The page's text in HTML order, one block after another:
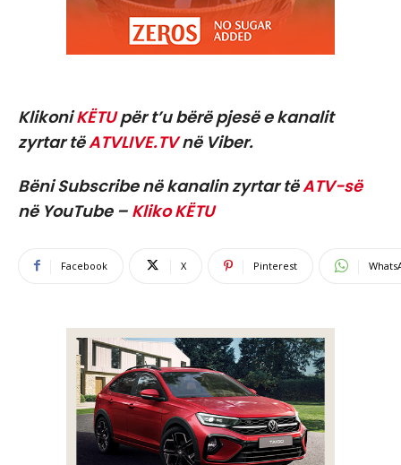
KlikoniKËTUpër t’u bërë pjesë e kanalit
zyrtar tëATVLIVE.TVnë Viber.
Bëni Subscribe në kanalin zyrtar tëATV-së
në YouTube – Kliko KËTU
Facebook X Pinterest